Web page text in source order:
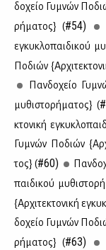
δο­χείο Γυ­μνών
ρή­μα­τος} (#54)
εγκυ­κλο­παι­δι­κού
Πο­διών
Παν­δο­χείο
μυ­θι­στο­ρή­μα­τος} (
κτο­νι­κή
Γυ­μνών Πο­διών
τος} (#60)
παι­δι­κού
{Αρ­χι­τε­κτο­νι­κή
δο­χείο Γυ­μνών
ρή­μα­τος} (#63)